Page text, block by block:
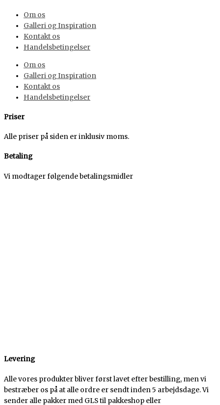
Om os
Galleri og Inspiration
Kontakt os
Handelsbetingelser
Om os
Galleri og Inspiration
Kontakt os
Handelsbetingelser
Priser
Alle priser på siden er inklusiv moms.
Betaling
Vi modtager følgende betalingsmidler
Levering
Alle vores produkter bliver først lavet efter bestilling, men vi
bestræber os på at alle ordre er sendt inden 5 arbejdsdage. Vi
sender alle pakker med GLS til pakkeshop eller